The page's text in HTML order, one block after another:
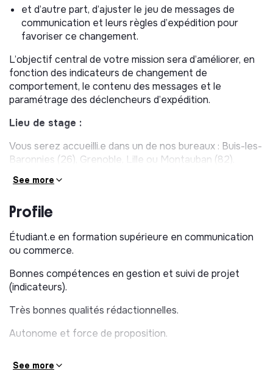
et d’autre part, d’ajuster le jeu de messages de
communication et leurs règles d’expédition pour
favoriser ce changement.
L’objectif central de votre mission sera d’améliorer, en
fonction des indicateurs de changement de
comportement, le contenu des messages et le
paramétrage des déclencheurs d’expédition.
Lieu de stage :
Vous serez accueilli.e dans un de nos bureaux : Buis-les-
Baronnies (26), Grenoble, Lille ou Montauban (82).
Durée de stage :
Le stage a une durée de 3 à 6 mois.
See more
Profile
Étudiant.e en formation supérieure en communication
ou commerce.
Bonnes compétences en gestion et suivi de projet
(indicateurs).
Très bonnes qualités rédactionnelles.
Autonome et force de proposition.
See more